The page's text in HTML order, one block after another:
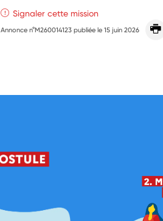
Signaler cette mission
Annonce n°M260014123 publiée le15 juin 2026